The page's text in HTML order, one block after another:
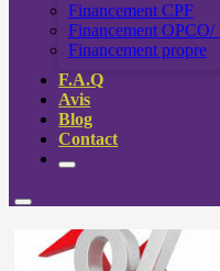
Financement CPF
Financement OPCO/
Financement propre
F.A.Q
Avis
Blog
Contact